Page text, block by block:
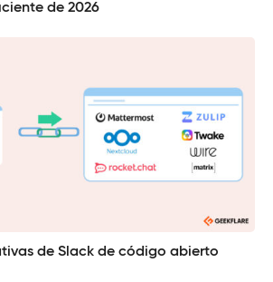
de 2026
de Slack de código abierto